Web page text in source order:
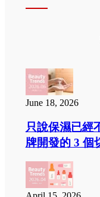
June 18, 2026
只說保濕已經
牌開發的 3 個